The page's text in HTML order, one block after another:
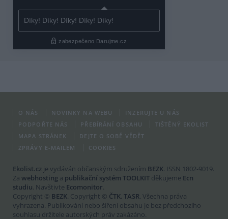
O NÁS NOVINKY NA WEBU
INZERUJTE U NÁS
PODPOŘTE NÁS
PŘEBÍRÁNÍ OBSAHU
TIŠTĚNÝ EKOLIST
MAPA STRÁNEK
DEJTE O SOBĚ VĚDĚT
ZPRÁVY E-MAILEM
COOKIES
Ekolist.cz je vydáván občanským sdružením BEZK. ISSN 1802-9019.
Za webhosting a publikační systém TOOLKIT děkujeme Ecn
studiu. Navštivte Ecomonitor.
Copyright © BEZK. Copyright © ČTK, TASR. Všechna práva
vyhrazena. Publikování nebo šíření obsahu je bez předchozího
souhlasu držitele autorských práv zakázáno.